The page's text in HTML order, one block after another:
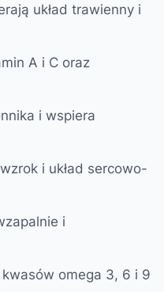
układ trawienny i
A i C oraz
i wspiera
i układ sercowo-
i
kwasów omega 3, 6 i 9